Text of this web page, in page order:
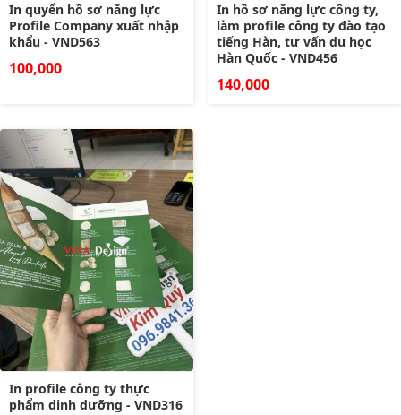
In quyển hồ sơ năng lực
Profile Company xuất nhập
khẩu - VND563
100,000
In hồ sơ năng lực công ty,
làm profile công ty đào tạo
tiếng Hàn, tư vấn du học
Hàn Quốc - VND456
140,000
In profile công ty thực
phẩm dinh dưỡng - VND316